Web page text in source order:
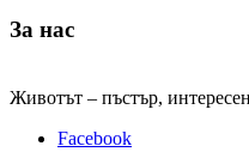
За нас
Животът – пъстър,
Facebook